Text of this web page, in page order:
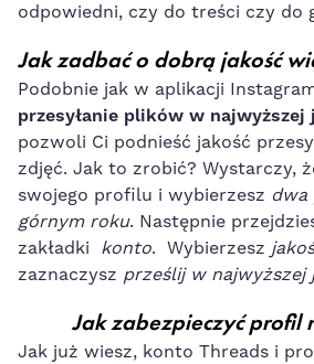
odpowiedni, czy do treści czy do
Jak zadbać o dobrą jakość
Podobnie jak w aplikacji
przesyłanie plików w najwyższej
pozwoli Ci podnieść jakość
zdjęć. Jak to zrobić? Wystarczy,
swojego profilu i wybierzesz dwa
górnym roku. Następnie
zakładki konto. Wybierzesz
zaznaczysz prześlij w najwyższej
Jak zabezpieczyć profil
Jak już wiesz, konto Threads i